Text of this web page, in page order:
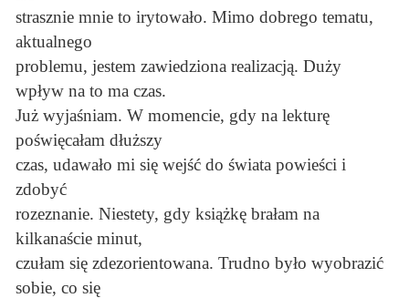
strasznie mnie to irytowało. Mimo dobrego tematu,
aktualnego
problemu, jestem zawiedziona realizacją. Duży
wpływ na to ma czas.
Już wyjaśniam. W momencie, gdy na lekturę
poświęcałam dłuższy
czas, udawało mi się wejść do świata powieści i
zdobyć
rozeznanie. Niestety, gdy książkę brałam na
kilkanaście minut,
czułam się zdezorientowana. Trudno było wyobrazić
sobie, co się